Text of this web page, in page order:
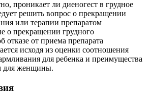
проникает ли диеногест в грудное
решить вопрос о прекращении
или терапии препаратом
о прекращении грудного
отказе от приема препарата
исходя из оценки соотношения
для ребенка и преимущества
для женщины.